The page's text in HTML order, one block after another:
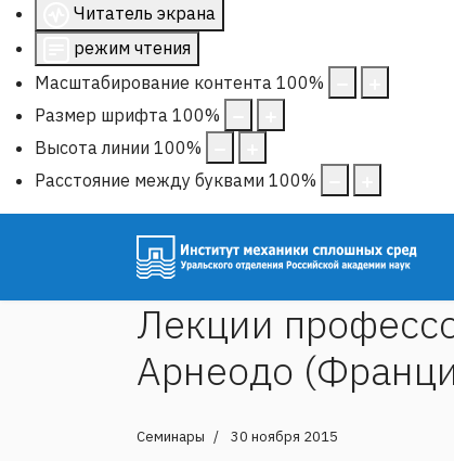
Читатель экрана
режим чтения
Масштабирование контента 100%
Размер шрифта 100%
Высота линии 100%
Расстояние между буквами 100%
Лекции
Арнеодо
Семинары 30 ноября 2015